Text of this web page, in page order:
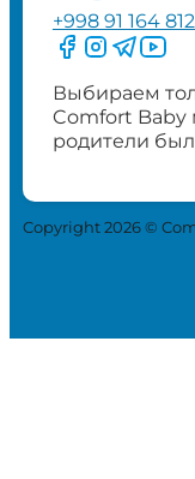
+998 91 164
Следите за
Следите
Выбираем
Comfort Baby
родители
Copyright 2026 ©